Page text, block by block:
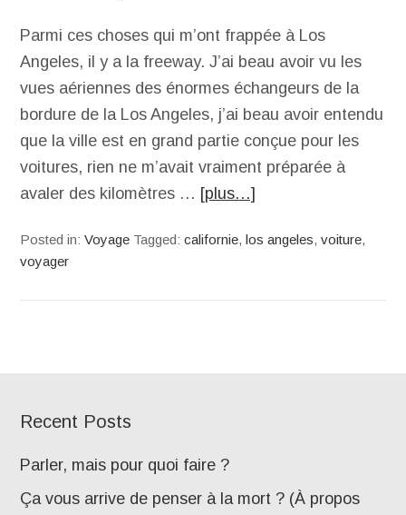
Parmi ces choses qui m’ont frappée à Los
Angeles, il y a la freeway. J’ai beau avoir vu les
vues aériennes des énormes échangeurs de la
bordure de la Los Angeles, j’ai beau avoir entendu
que la ville est en grand partie conçue pour les
voitures, rien ne m’avait vraiment préparée à
avaler des kilomètres … [plus…]
Posted in:Voyage Tagged:californie,los angeles,voiture,
voyager
Recent Posts
Parler, mais pour quoi faire ?
Ça vous arrive de penser à la mort ? (À propos